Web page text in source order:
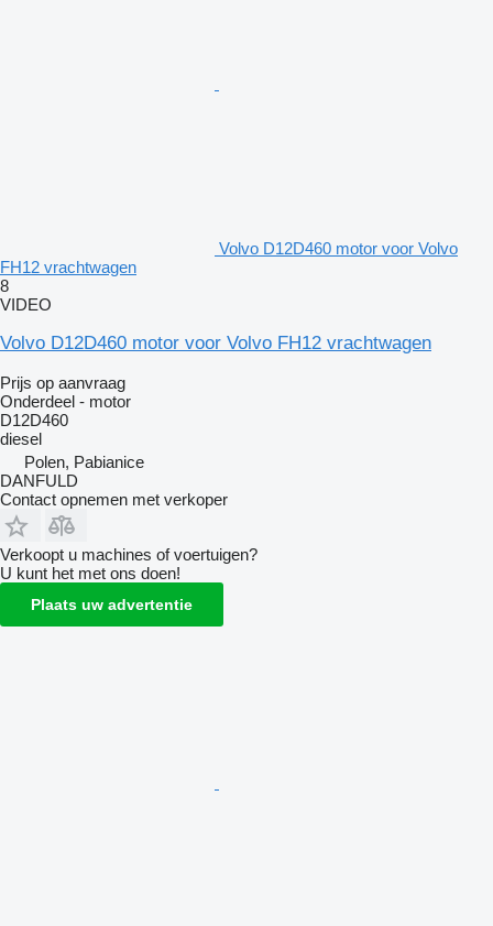
Volvo D12D460 motor voor Volvo
FH12 vrachtwagen
8
VIDEO
Volvo D12D460 motor voor Volvo FH12 vrachtwagen
Prijs op aanvraag
Onderdeel - motor
D12D460
diesel
Polen, Pabianice
DANFULD
Contact opnemen met verkoper
Verkoopt u machines of voertuigen?
U kunt het met ons doen!
Plaats uw advertentie